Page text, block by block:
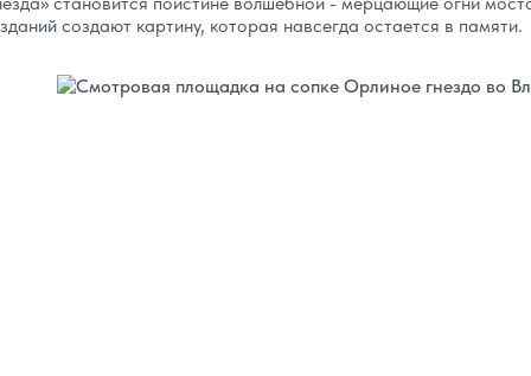
создают картину, которая навсегда остается в памяти.